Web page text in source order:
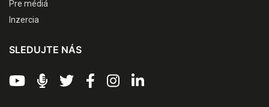
Pre médiá
Inzercia
SLEDUJTE NÁS